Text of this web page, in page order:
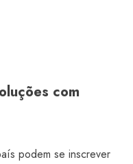
com
podem se inscrever